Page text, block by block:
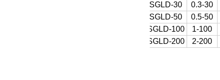
SGLD-30
0.3-30
SGLD-50
0.5-50
SGLD-100
1-100
SGLD-200
2-200